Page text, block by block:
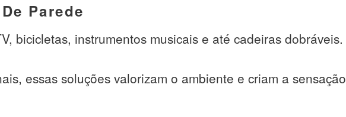
Parede
bicicletas, instrumentos musicais e até cadeiras dobráveis.
essas soluções valorizam o ambiente e criam a sensação